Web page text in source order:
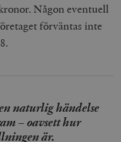
Någon eventuell
förväntas inte
naturlig händelse
– oavsett hur
är.